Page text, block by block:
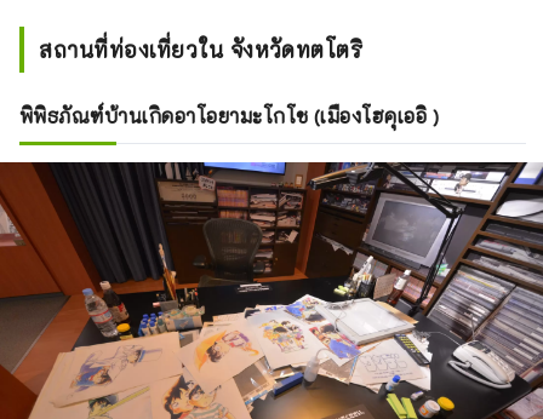
หวัดกิฟุ รวมทั้งลำธารบนภูเขาที่ใส
500 ปีที่ยืนตระหง่านอยู่บนฝั่งทะเลสาบ
มิโบโร ในบริเวณโดยรอบโรงแรมของ
ท้องถิ่นของทากายามะ รวมทั้งเนื้อฮิดะ
ซึ่งโด่งดังไปทั่วประเทศในปัจจุบัน อย่า
ลืมลองทานโซบะทำมือ ซึ่งทำจากแป้ง
บัควีทที่ปลูกบนที่สูงของฮิดะและบดใน
โรงสี โรงแรมตั้งอยู่ในโชกาวะ เมืองทา
คายามะ รายล้อมไปด้วยทิวทัศน์อัน
งดงามของภูเขาแห่งกิฟุ ช่วยให้คุณ
สัมผัสกับการเปลี่ยนแปลงของฤดูกาล ที่
"ซากุระกะ โนะ ยุ" ข้างเคียงมีบ่อน้ำพุ
สถานที่ท่องเที่ยวใน จังหวัดทตโตริ
พิพิธภัณฑ์บ้านเกิดอาโอยามะโกโช (เมืองโฮคุเออิ )